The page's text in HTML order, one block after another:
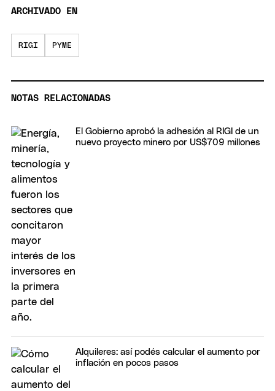
ARCHIVADO EN
RIGI PYME
NOTAS RELACIONADAS
El Gobierno aprobó la adhesión al RIGI de un
nuevo proyecto minero por US$709 millones
Alquileres: así podés calcular el aumento por
inflación en pocos pasos